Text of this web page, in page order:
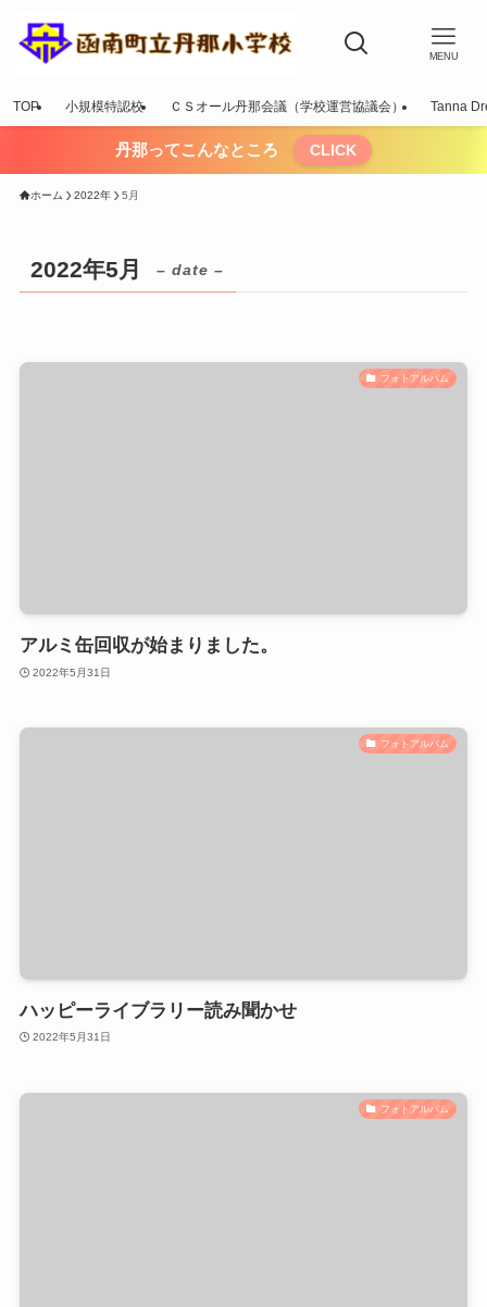
MENU
TOP 小規模特認校 ＣＳオール丹那会議（学校運営協議会） Tanna
丹那ってこんなところ CLICK
ホーム 2022年 5月
2022年5月 – date –
フォトアルバム
アルミ缶回収が始まりました。
2022年5月31日
フォトアルバム
ハッピーライブラリー読み聞かせ
2022年5月31日
フォトアルバム